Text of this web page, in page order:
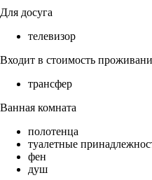
Для досуга
телевизор
Входит в стоимость
трансфер
Ванная комната
полотенца
туалетные
фен
душ